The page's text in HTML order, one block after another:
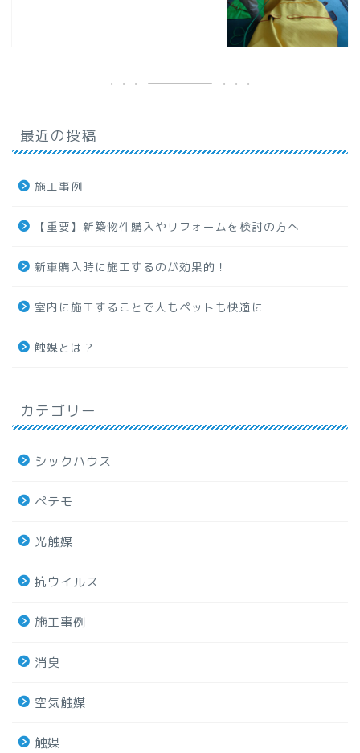
最近の投稿
施工事例
【重要】新築物件購入やリフォームを検討の方へ
新車購入時に施工するのが効果的！
室内に施工することで人もペットも快適に
触媒とは？
カテゴリー
シックハウス
ペテモ
光触媒
抗ウイルス
施工事例
消臭
空気触媒
触媒